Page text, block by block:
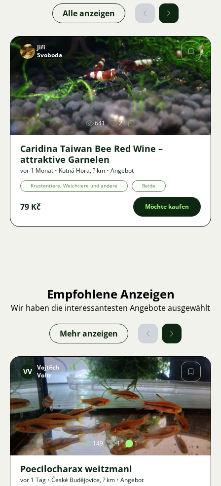
Alle anzeigen
Bild
Jiří
Svoboda
641 2
Caridina Taiwan Bee Red Wine –
attraktive Garnelen
vor 1 Monat • Kutná Hora,? km • Angebot
Krustentiere, Weichtiere und andere Beide
79 Kč Möchte kaufen
Empfohlene Anzeigen
Wir haben die interessantesten Angebote ausgewählt
Mehr anzeigen
Bild
VV Vojtěch
Voltr
149 1 1
Poecilocharax weitzmani
vor 1 Tag • České Budějovice,? km • Angebot